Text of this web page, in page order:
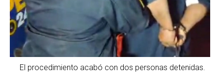
El procedimiento acabó con dos personas detenidas.